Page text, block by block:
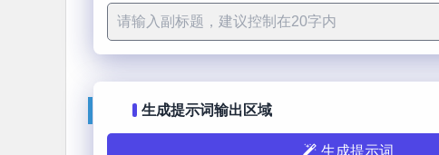
生成提示词输出区域
生成提示词